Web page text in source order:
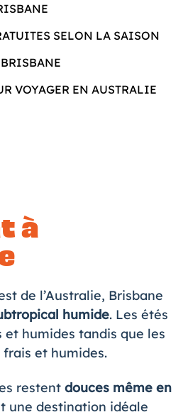
SELON LA SAISON
VOYAGER EN AUSTRALIE
à
de l’Australie, Brisbane
humide. Les étés
et humides tandis que les
et humides.
restent douces même en
une destination idéale